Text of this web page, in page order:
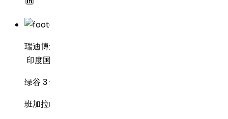
瑞迪博士制药
印度国家银行行政中心 8-2-337 号
绿谷 3 号路
班加拉山